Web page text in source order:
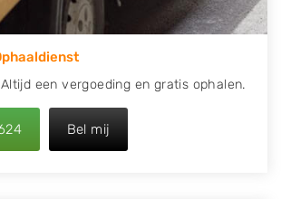
een vergoeding en gratis ophalen.
Bel mij